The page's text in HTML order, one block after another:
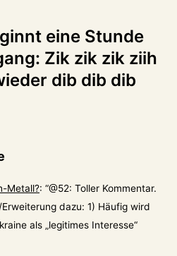
eine Stunde
Zik zik zik ziih
dib dib dib
Metall?: “@52: Toller Kommentar.
dazu: 1) Häufig wird
als „legitimes Interesse“